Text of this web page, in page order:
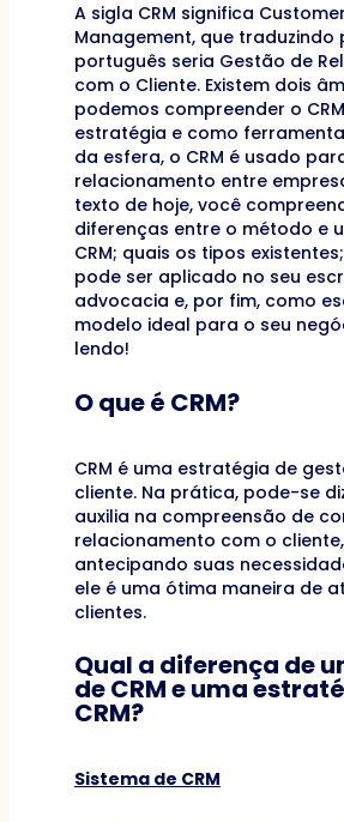
A sigla CRM significa
Management, que traduzindo
português seria Gestão de
com o Cliente. Existem dois
podemos compreender o
estratégia e como
da esfera, o CRM é usado
relacionamento entre
texto de hoje, você
diferenças entre o método e
CRM; quais os tipos
pode ser aplicado no seu
advocacia e, por fim, como
modelo ideal para o seu
lendo!
O que é CRM?
CRM é uma estratégia de
cliente. Na prática, pode-se
auxilia na compreensão de
relacionamento com o
antecipando suas
ele é uma ótima maneira de
clientes.
Qual a diferença de
de CRM e uma
CRM?
Sistema de CRM